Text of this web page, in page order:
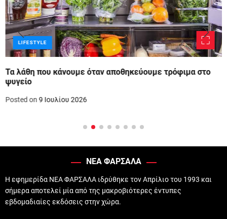
LIFESTYLE
Τα λάθη που κάνουμε όταν αποθηκεύουμε τρόφιμα στο
ψυγείο
Posted on9 Ιουλίου 2026
ΝΕΑ ΦΑΡΣΑΛΑ
Η εφημερίδα ΝΕΑ ΦΑΡΣΑΛΑ ιδρύθηκε τον Απρίλιο του 1993 και
σήμερα αποτελεί μία από της μακροβιότερες έντυπες
εβδομαδιαίες εκδόσεις στην χώρα.